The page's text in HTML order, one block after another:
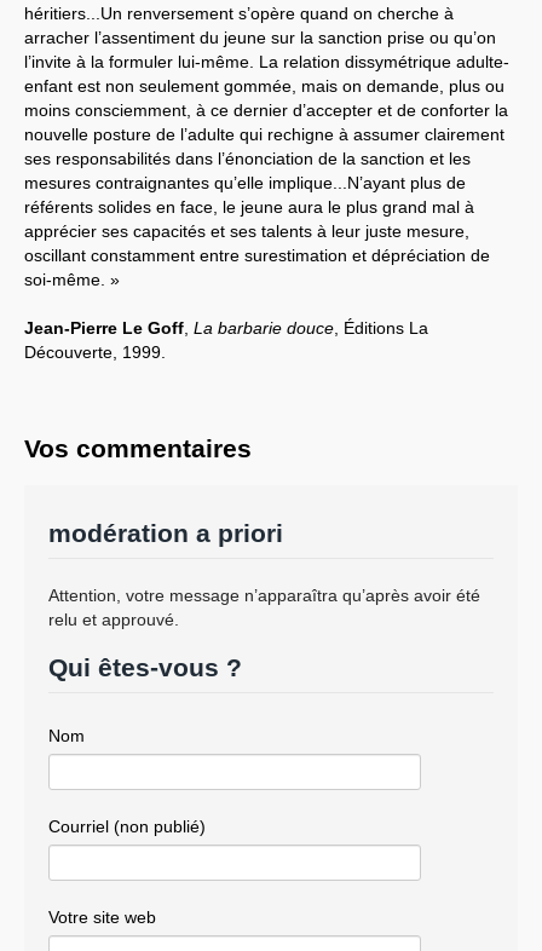
héritiers...Un renversement s’opère quand on cherche à
arracher l’assentiment du jeune sur la sanction prise ou qu’on
l’invite à la formuler lui-même. La relation dissymétrique adulte-
enfant est non seulement gommée, mais on demande, plus ou
moins consciemment, à ce dernier d’accepter et de conforter la
nouvelle posture de l’adulte qui rechigne à assumer clairement
ses responsabilités dans l’énonciation de la sanction et les
mesures contraignantes qu’elle implique...N’ayant plus de
référents solides en face, le jeune aura le plus grand mal à
apprécier ses capacités et ses talents à leur juste mesure,
oscillant constamment entre surestimation et dépréciation de
soi-même. »
Jean-Pierre Le Goff La barbarie douce , Éditions La
Découverte, 1999.
Vos commentaires
modération a priori
Attention, votre message n’apparaîtra qu’après avoir été
relu et approuvé.
Qui êtes-vous ?
Nom
Courriel (non publié)
Votre site web